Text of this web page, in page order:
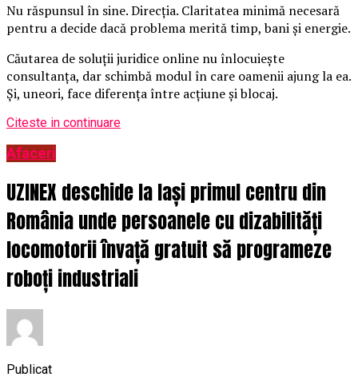
Nu răspunsul în sine. Direcția. Claritatea minimă necesară
pentru a decide dacă problema merită timp, bani și energie.
Căutarea de soluții juridice online nu înlocuiește
consultanța, dar schimbă modul în care oamenii ajung la ea.
Și, uneori, face diferența între acțiune și blocaj.
Citeste in continuare
Afaceri
UZINEX deschide la Iași primul centru din
România unde persoanele cu dizabilități
locomotorii învață gratuit să programeze
roboți industriali
Publicat